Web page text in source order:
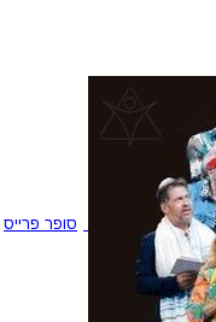
סופר פרייס